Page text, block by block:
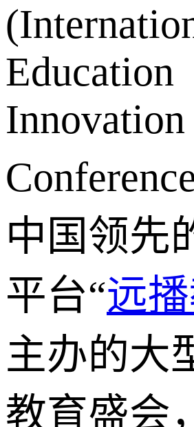
Education
Innovation
中国领先
平台“远
主办的大
教育盛会